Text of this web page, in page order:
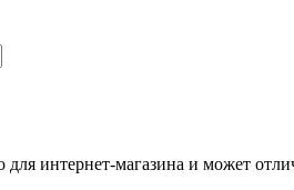
для интернет-магазина и может